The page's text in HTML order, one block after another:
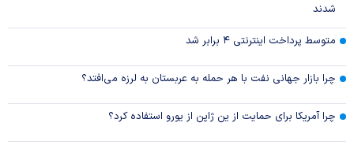
شدند
متوسط پرداخت اینترنتی ۴ برابر شد
چرا بازار جهانی نفت با هر حمله به عربستان به لرزه می‌افتد؟
چرا آمریکا برای حمایت از ین ژاپن از یورو استفاده کرد؟